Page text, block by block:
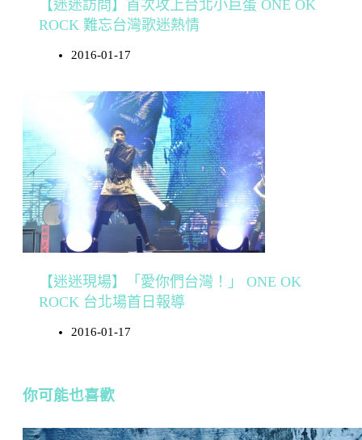
【迷迷訪問】首次攻上台北小巨蛋 ONE OK
ROCK 難忘台灣歌迷熱情
2016-01-17
【迷迷現場】「愛你們台灣！」 ONE OK
ROCK 台北場首日報導
2016-01-17
你可能也喜歡